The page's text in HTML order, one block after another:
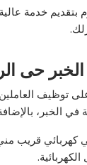
بتقديم خدمة
حى
توظيف العاملين
في الخبر،
قريب مني